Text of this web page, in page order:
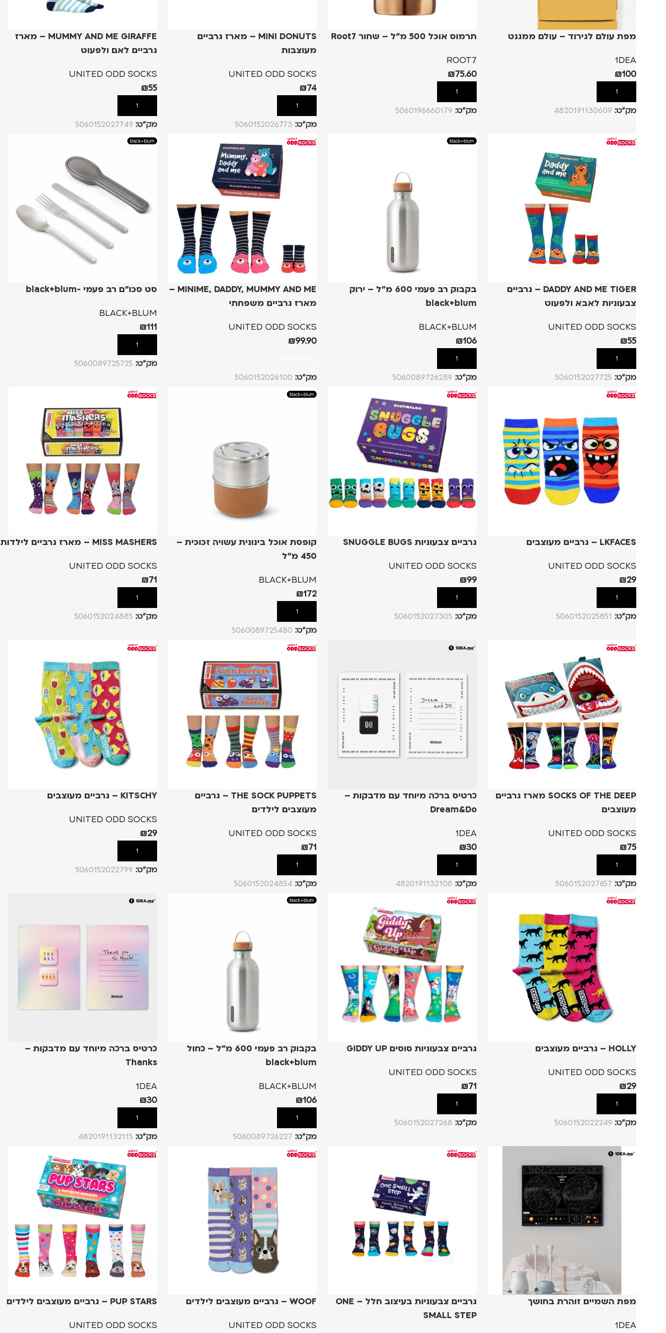
מפת עולם לגירוד – עולם ממגנט
1DEA
₪100
הוספה לסל
מק”ט: 4820191130609
תרמוס אוכל 500 מ"ל – שחור Root7
ROOT7
₪75.60
הוספה לסל
מק”ט: 5060196660179
MINI DONUTS – מארז גרביים
מעוצבות
UNITED ODD SOCKS
₪74
הוספה לסל
מק”ט: 5060152026773
MUMMY AND ME GIRAFFE – מארז
גרביים לאם ולפעוט
UNITED ODD SOCKS
₪55
הוספה לסל
מק”ט:5060152027749
DADDY AND ME TIGER – גרביים
צבעוניות לאבא ולפעוט
UNITED ODD SOCKS
₪55
הוספה לסל
מק”ט: 5060152027725
בקבוק רב פעמי 600 מ"ל – ירוק
black+blum
BLACK+BLUM
₪106
הוספה לסל
מק”ט: 5060089726289
MINIME, DADDY, MUMMY AND ME –
מארז גרביים משפחתי
UNITED ODD SOCKS
₪99.90
מק”ט: 5060152026100
סט סכו"ם רב פעמי -black+blum
BLACK+BLUM
₪111
הוספה לסל
מק”ט: 5060089725725
LKFACES – גרביים מעוצבים
UNITED ODD SOCKS
₪29
הוספה לסל
מק”ט: 5060152025851
גרביים צבעוניות SNUGGLE BUGS
UNITED ODD SOCKS
₪99
הוספה לסל
מק”ט: 5060152027305
קופסת אוכל בינונית עשויה זכוכית –
450 מ"ל
BLACK+BLUM
₪172
הוספה לסל
מק”ט: 5060089725480
MISS MASHERS – מארז גרביים לילדות
UNITED ODD SOCKS
₪71
הוספה לסל
מק”ט: 5060152024885
SOCKS OF THE DEEP מארז גרביים
מעוצבים
UNITED ODD SOCKS
₪75
הוספה לסל
מק”ט: 5060152027657
כרטיס ברכה מיוחד עם מדבקות –
Dream&Do
1DEA
₪30
הוספה לסל
מק”ט: 4820191132108
THE SOCK PUPPETS – גרביים
מעוצבים לילדים
UNITED ODD SOCKS
₪71
הוספה לסל
מק”ט: 5060152024854
KITSCHY – גרביים מעוצבים
UNITED ODD SOCKS
₪29
הוספה לסל
מק”ט: 5060152022799
HOLLY – גרביים מעוצבים
UNITED ODD SOCKS
₪29
הוספה לסל
מק”ט: 5060152022249
גרביים צבעוניות סוסים GIDDY UP
UNITED ODD SOCKS
₪71
הוספה לסל
מק”ט: 5060152027268
בקבוק רב פעמי 600 מ"ל – כחול
black+blum
BLACK+BLUM
₪106
הוספה לסל
מק”ט: 5060089726227
כרטיס ברכה מיוחד עם מדבקות –
Thanks
1DEA
₪30
הוספה לסל
מק”ט: 4820191132115
מפת השמיים זוהרת בחושך
1DEA
גרביים צבעוניות בעיצוב חלל – ONE
SMALL STEP
WOOF – גרביים מעוצבים לילדים
UNITED ODD SOCKS
PUP STARS – גרביים מעוצבים לילדים
UNITED ODD SOCKS